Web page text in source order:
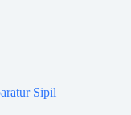
Sipil